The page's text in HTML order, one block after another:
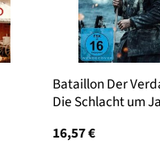
Bataillon Der
Die Schlacht um
16,57€